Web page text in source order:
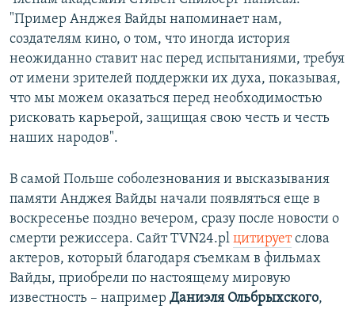
"Пример Анджея Вайды напоминает нам,
создателям кино, о том, что иногда история
неожиданно ставит нас перед испытаниями, требуя
от имени зрителей поддержки их духа, показывая,
что мы можем оказаться перед необходимостью
рисковать карьерой, защищая свою честь и честь
наших народов".
В самой Польше соболезнования и высказывания
памяти Анджея Вайды начали появляться еще в
воскресенье поздно вечером, сразу после новости о
смерти режиссера. Сайт TVN24.pl цитируетслова
актеров, который благодаря съемкам в фильмах
Вайды, приобрели по настоящему мировую
известность – например Даниэля Ольбрыхского,